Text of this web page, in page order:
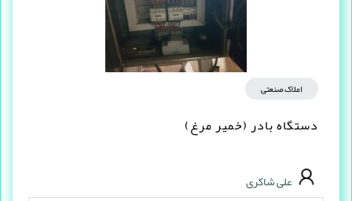
املاک صنعتی
دستگاه بادر (خمیر مرغ)
علی شاکری